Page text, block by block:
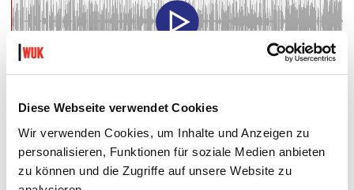
Diese Webseite verwendet Cookies
Wir verwenden Cookies, um Inhalte und Anzeigen zu
personalisieren, Funktionen für soziale Medien anbieten
zu können und die Zugriffe auf unsere Website zu